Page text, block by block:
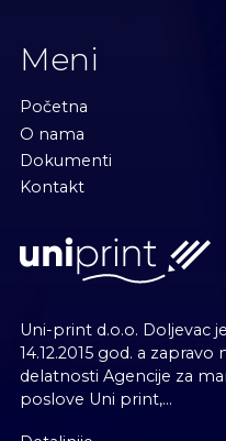
Meni
Početna
O nama
Dokumenti
Kontakt
Uni-print d.o.o. Doljevac
14.12.2015 god. a
delatnosti Agencije za
poslove Uni print,...